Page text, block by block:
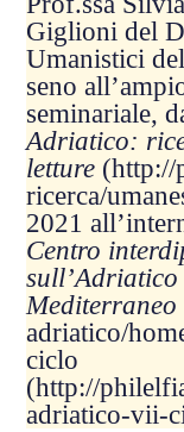
Giglioni del
Umanistici
seno
seminariale,
Adriatico:
letture (http://
ricerca/
2021
Centro
Mediterraneo
adriatico/
ciclo
(http://
adriatico-vii-